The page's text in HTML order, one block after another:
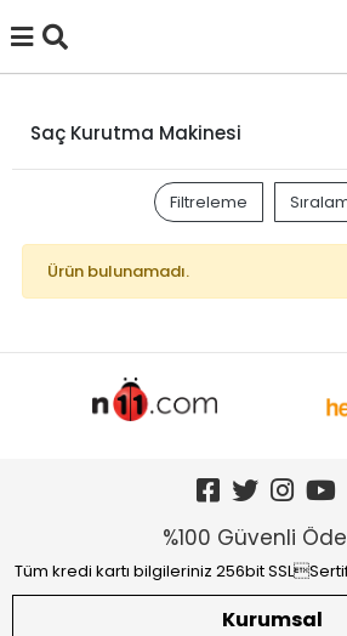
Saç Kurutma Makinesi
Filtreleme
Ürün bulunamadı.
%100 Güvenli
Tüm kredi kartı bilgileriniz 256bit
Kurumsal